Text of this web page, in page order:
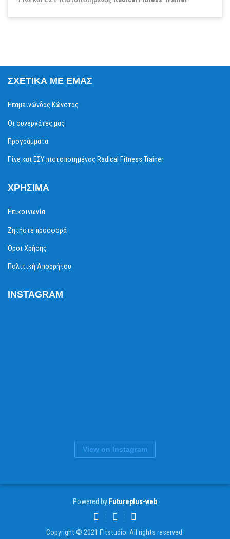
ΣΧΕΤΙΚΆ ΜΕ ΕΜΆΣ
Επαμεινώνδας Κώνστας
Οι συνεργάτες μας
Προγράμματα
Γίνε και ΕΣΥ πιστοποιημένος Radical Fitness Trainer
ΧΡΉΣΙΜΑ
Επικοινωνία
Ζητήστε προσφορά
Όροι Χρήσης
Πολιτική Απορρήτου
INSTAGRAM
View on Instagram
Powered by Futureplus-web
Copyright © 2021 Fitstudio. All rights reserved.